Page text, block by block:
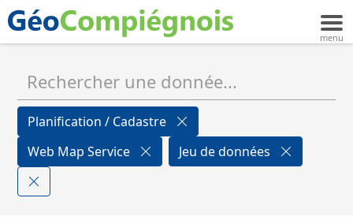
Planification / Cadastre
Web Map Service
Jeu de données